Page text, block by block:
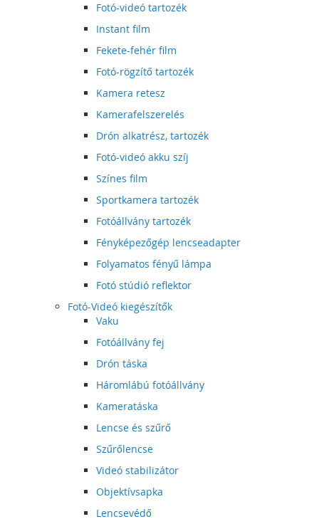
Fotó-videó tartozék
Instant film
Fekete-fehér film
Fotó-rögzítő tartozék
Kamera retesz
Kamerafelszerelés
Drón alkatrész, tartozék
Fotó-videó akku szíj
Színes film
Sportkamera tartozék
Fotóállvány tartozék
Fényképezőgép lencseadapter
Folyamatos fényű lámpa
Fotó stúdió reflektor
Fotó-Videó kiegészítők
Vaku
Fotóállvány fej
Drón táska
Háromlábú fotóállvány
Kameratáska
Lencse és szűrő
Szűrőlencse
Videó stabilizátor
Objektívsapka
Lencsevédő